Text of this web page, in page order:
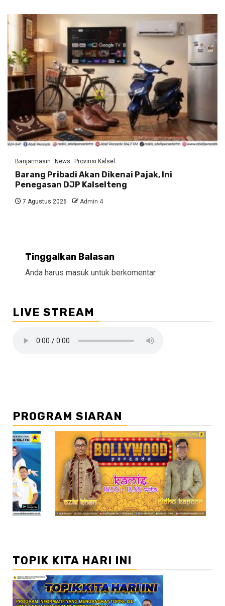
Banjarmasin News Provinsi Kalsel
Barang Pribadi Akan Dikenai Pajak, Ini
Penegasan DJP Kalselteng
7 Agustus 2026 Admin 4
Tinggalkan Balasan
Anda harus masuk untuk berkomentar.
LIVE STREAM
PROGRAM SIARAN
//3
TOPIK KITA HARI INI